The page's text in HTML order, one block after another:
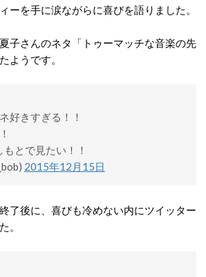
ーを手に涙ながらに喜びを語りました。
子さんのネタ「トゥーマッチな音楽の先
ようです。
好きすぎる！！
とで見たい！！
2015年12月15日
了後に、喜びも冷めない内にツイッター
。